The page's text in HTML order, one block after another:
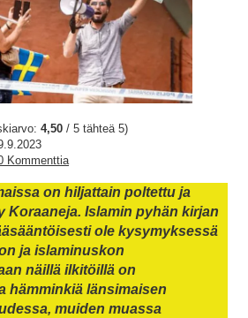
4,50 / 5 tähteä 5)
Kommenttia
on hiljattain poltettu ja
Koraaneja. Islamin pyhän kirjan
ole kysymyksessä
ja islaminuskon
näillä ilkitöillä on
hämminkiä länsimaisen
muiden muassa